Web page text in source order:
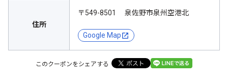
住所
〒549-8501 泉佐野市泉州空港北
Google Map
このクーポンをシェアする